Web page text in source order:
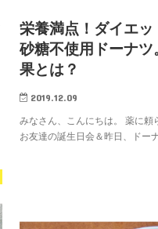
栄養満点！ダイエ
砂糖不使用ドーナ
果とは？
2019.12.09
みなさん、こんにちは。 薬に頼
お友達の誕生日会＆昨日、ドー